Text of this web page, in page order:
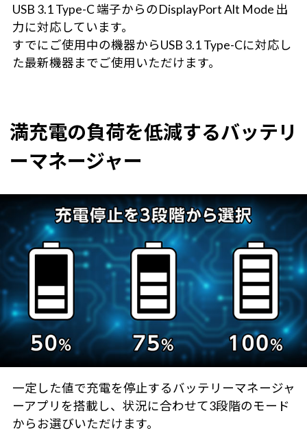
USB 3.1 Type-C 端子からのDisplayPort Alt Mode 出
力に対応しています。
すでにご使用中の機器からUSB 3.1 Type-Cに対応し
た最新機器までご使用いただけます。
満充電の負荷を低減するバッテリ
ーマネージャー
一定した値で充電を停止するバッテリーマネージャ
ーアプリを搭載し、状況に合わせて3段階のモード
からお選びいただけます。